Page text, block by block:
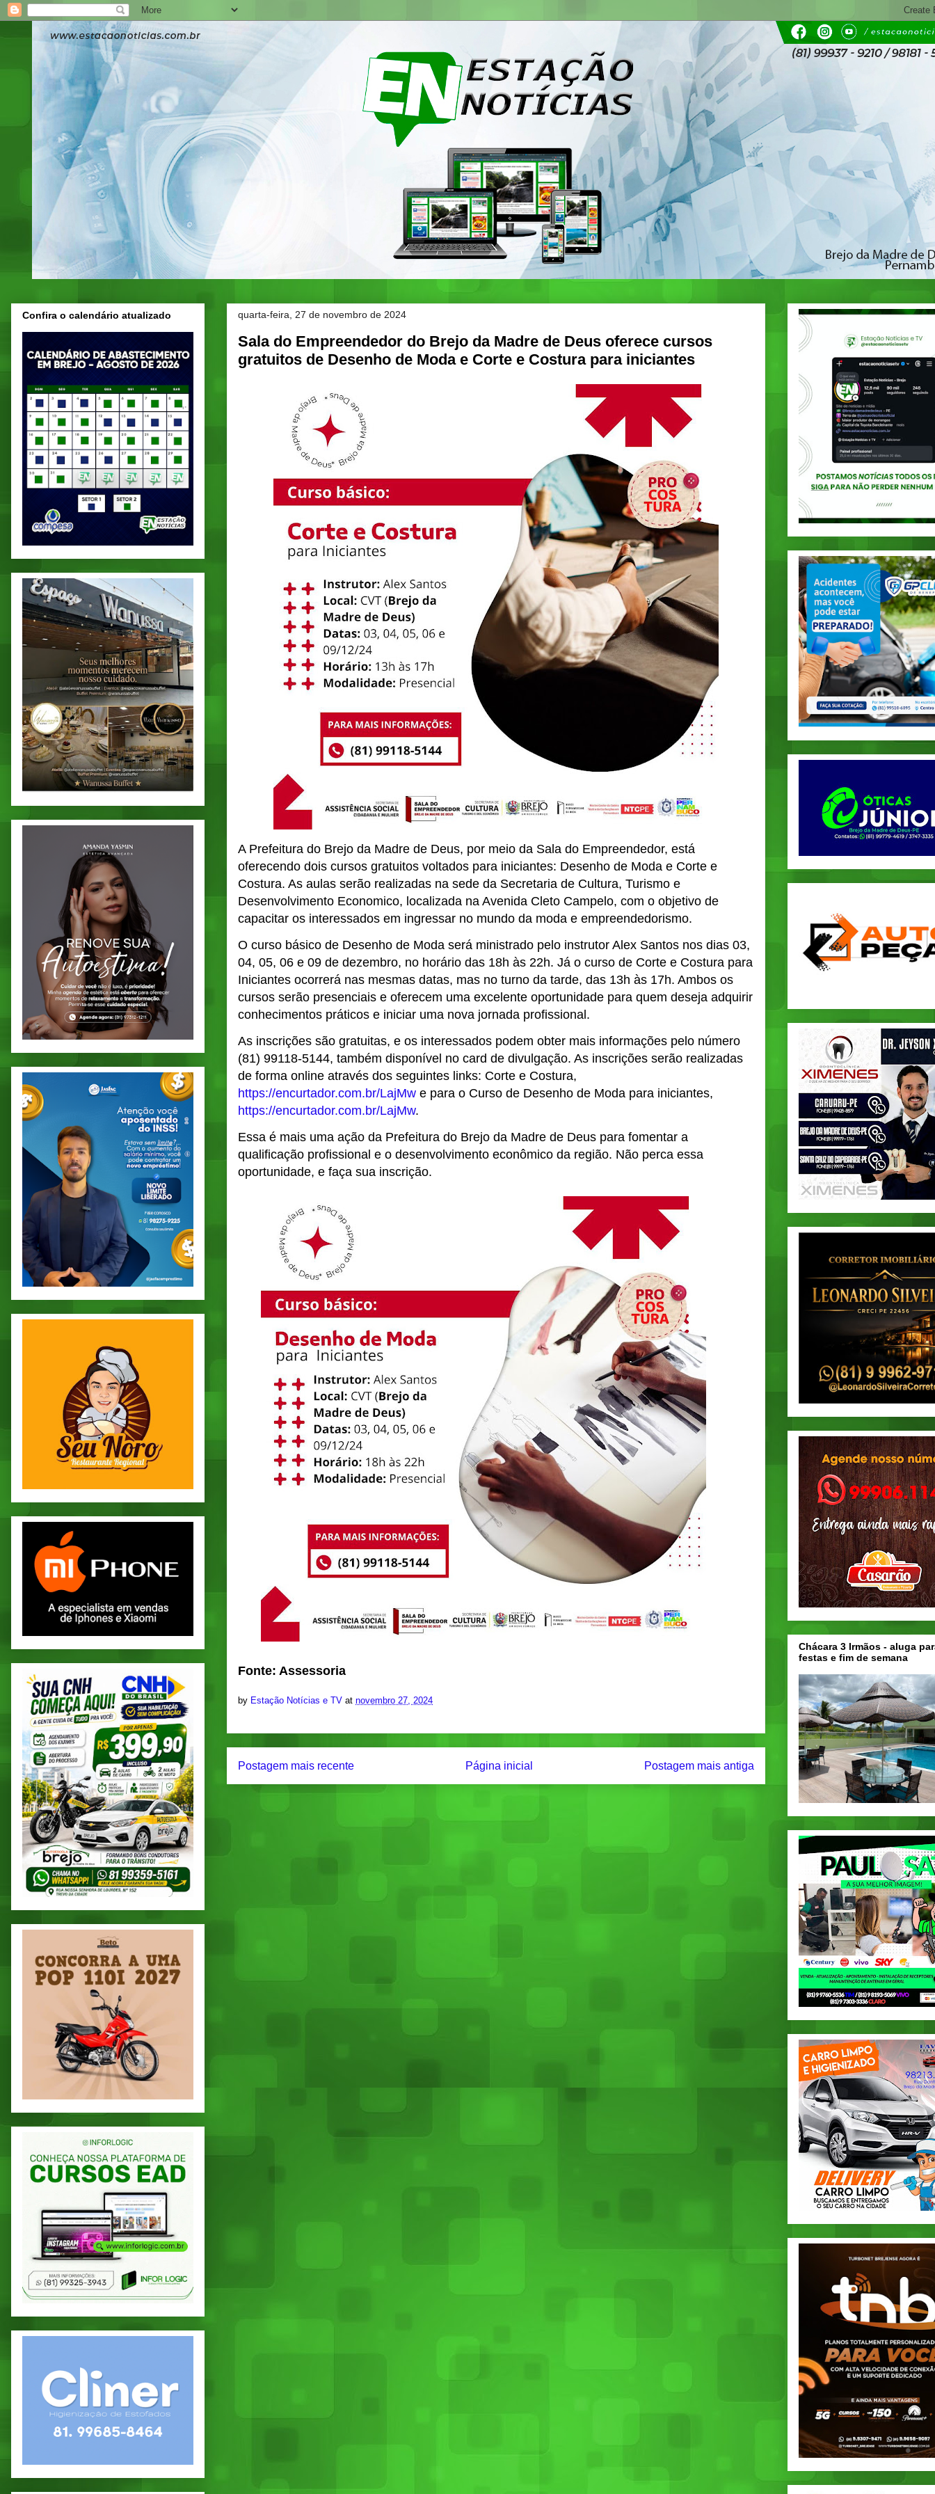
quarta-feira, 27 de novembro de 2024
Sala do Empreendedor do Brejo da Madre de Deus oferece cursos
gratuitos de Desenho de Moda e Corte e Costura para iniciantes
A Prefeitura do Brejo da Madre de Deus, por meio da Sala do Empreendedor, está
oferecendo dois cursos gratuitos voltados para iniciantes: Desenho de Moda e Corte e
Costura. As aulas serão realizadas na sede da Secretaria de Cultura, Turismo e
Desenvolvimento Economico, localizada na Avenida Cleto Campelo, com o objetivo de
capacitar os interessados em ingressar no mundo da moda e empreendedorismo.
O curso básico de Desenho de Moda será ministrado pelo instrutor Alex Santos nos dias 03,
04, 05, 06 e 09 de dezembro, no horário das 18h às 22h. Já o curso de Corte e Costura para
Iniciantes ocorrerá nas mesmas datas, mas no turno da tarde, das 13h às 17h. Ambos os
cursos serão presenciais e oferecem uma excelente oportunidade para quem deseja adquirir
conhecimentos práticos e iniciar uma nova jornada profissional.
As inscrições são gratuitas, e os interessados podem obter mais informações pelo número
(81) 99118-5144, também disponível no card de divulgação. As inscrições serão realizadas
de forma online através dos seguintes links: Corte e Costura,
https://encurtador.com.br/LajMw e para o Curso de Desenho de Moda para iniciantes,
https://encurtador.com.br/LajMw.
Essa é mais uma ação da Prefeitura do Brejo da Madre de Deus para fomentar a
qualificação profissional e o desenvolvimento econômico da região. Não perca essa
oportunidade, e faça sua inscrição.
Fonte: Assessoria
by Estação Notícias e TV at novembro 27, 2024
Postagem mais recente Postagem mais antiga
Página inicial
Confira o calendário atualizado
Chácara 3 Irmãos - aluga
festas e fim de semana